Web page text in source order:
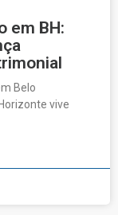
em BH:
Belo
vive